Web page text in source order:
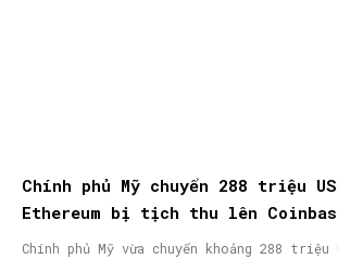
Chính phủ Mỹ chuyển 288 triệu
Ethereum bị tịch thu lên
Chính phủ Mỹ vừa chuyển khoảng 288 triệu